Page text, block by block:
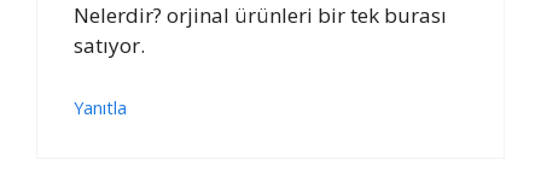
Nelerdir? orjinal ürünleri bir tek burası
satıyor.
Yanıtla